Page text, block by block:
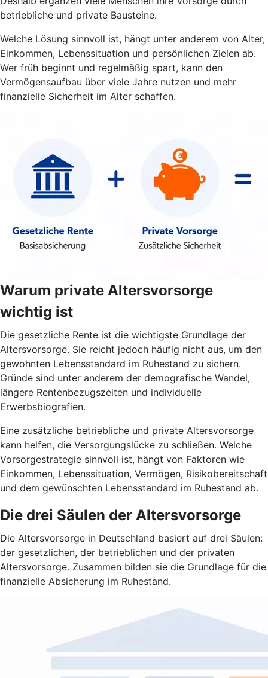
betriebliche und private Bausteine.
Welche Lösung sinnvoll ist, hängt unter anderem von Alter,
Einkommen, Lebenssituation und persönlichen Zielen ab.
Wer früh beginnt und regelmäßig spart, kann den
Vermögensaufbau über viele Jahre nutzen und mehr
finanzielle Sicherheit im Alter schaffen.
Warum private Altersvorsorge
wichtig ist
Die gesetzliche Rente ist die wichtigste Grundlage der
Altersvorsorge. Sie reicht jedoch häufig nicht aus, um den
gewohnten Lebensstandard im Ruhestand zu sichern.
Gründe sind unter anderem der demografische Wandel,
längere Rentenbezugszeiten und individuelle
Erwerbsbiografien.
Eine zusätzliche betriebliche und private Altersvorsorge
kann helfen, die Versorgungslücke zu schließen. Welche
Vorsorgestrategie sinnvoll ist, hängt von Faktoren wie
Einkommen, Lebenssituation, Vermögen, Risikobereitschaft
und dem gewünschten Lebensstandard im Ruhestand ab.
Die drei Säulen der Altersvorsorge
Die Altersvorsorge in Deutschland basiert auf drei Säulen:
der gesetzlichen, der betrieblichen und der privaten
Altersvorsorge. Zusammen bilden sie die Grundlage für die
finanzielle Absicherung im Ruhestand.